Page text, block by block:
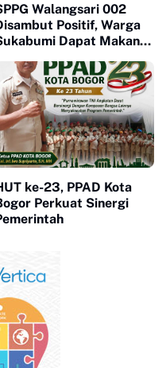
Walangsari 002
Positif, Warga
Dapat Makan
ke-23, PPAD Kota
Perkuat Sinergi